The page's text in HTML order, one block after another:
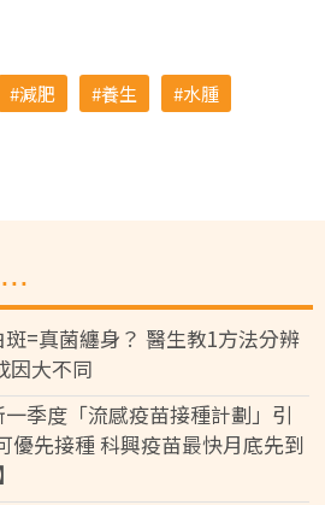
減肥 養生
水腫
=真菌纏身？ 醫生教1方法分辨
因大不同
季度「流感疫苗接種計劃」引
優先接種 科興疫苗最快月底先到